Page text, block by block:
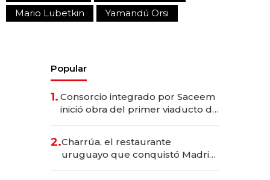
Mario Lubetkin
Yamandú Orsi
Popular
1. Consorcio integrado por Saceem
inició obra del primer viaducto de
millones
2.Charrúa, el restaurante
uruguayo que conquistó Madrid: